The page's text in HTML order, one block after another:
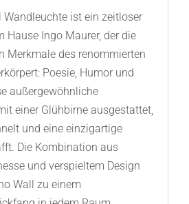
Wandleuchte ist ein zeitloser
Hause Ingo Maurer, der die
Merkmale des renommierten
Poesie, Humor und
außergewöhnliche
einer Glühbirne ausgestattet,
und eine einzigartige
Die Kombination aus
und verspieltem Design
Wall zu einem